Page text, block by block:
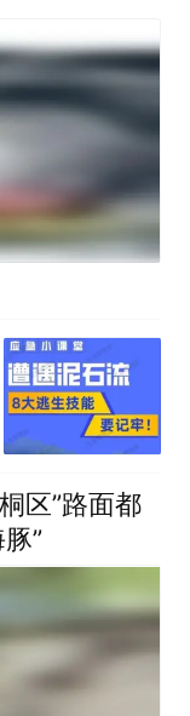
区”路面都
”